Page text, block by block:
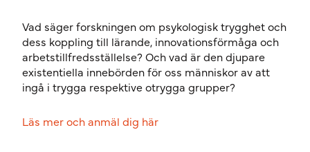
Vad säger forskningen om psykologisk trygghet och
dess koppling till lärande, innovationsförmåga och
arbetstillfredsställelse? Och vad är den djupare
existentiella innebörden för oss människor av att
ingå i trygga respektive otrygga grupper?
Läs mer och anmäl dig här